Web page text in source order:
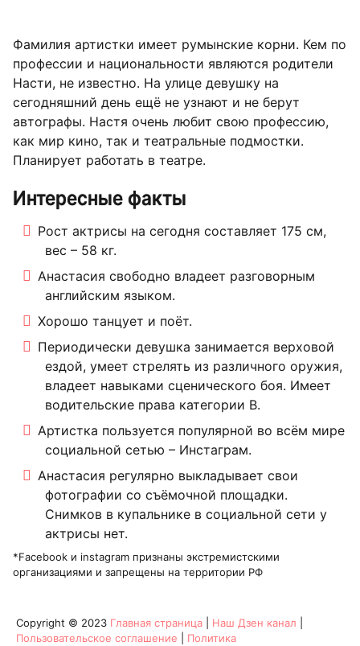
Фамилия артистки имеет румынские корни. Кем по
профессии и национальности являются родители
Насти, не известно. На улице девушку на
сегодняшний день ещё не узнают и не берут
автографы. Настя очень любит свою профессию,
как мир кино, так и театральные подмостки.
Планирует работать в театре.
Интересные факты
Рост актрисы на сегодня составляет 175 см,
вес – 58 кг.
Анастасия свободно владеет разговорным
английским языком.
Хорошо танцует и поёт.
Периодически девушка занимается верховой
ездой, умеет стрелять из различного оружия,
владеет навыками сценического боя. Имеет
водительские права категории В.
Артистка пользуется популярной во всём мире
социальной сетью – Инстаграм.
Анастасия регулярно выкладывает свои
фотографии со съёмочной площадки.
Снимков в купальнике в социальной сети у
актрисы нет.
*Facebook и instagram признаны экстремистскими
организациями и запрещены на территории РФ
Copyright © 2023 Главная страница Наш Дзен канал
Пользовательское соглашение
Политика